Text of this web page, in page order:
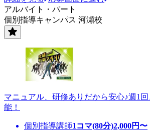
アルバイト・パート
個別指導キャンパス 河瀬校
マニュアル、研修ありだから安心♪週1
能！
個別指導講師1コマ(80分)2,000円〜